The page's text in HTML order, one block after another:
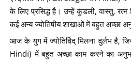
के लिए प्रसिद्ध है। उन्हें कुंडली, वास्तु, रत्न
कई अन्य ज्योतिषीय शाखाओं में बहुत अच्छा
आज के युग में ज्योतिर्विद् मिलना दुर्लभ है,
Hindi) में बहुत अच्छा काम करने का